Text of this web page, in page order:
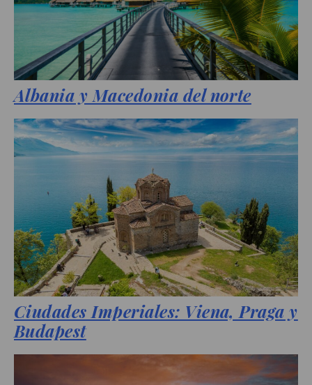
Albania y Macedonia del norte
Ciudades Imperiales: Viena, Praga y
Budapest